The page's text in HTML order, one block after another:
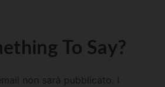
To Say?
non sarà pubblicato.